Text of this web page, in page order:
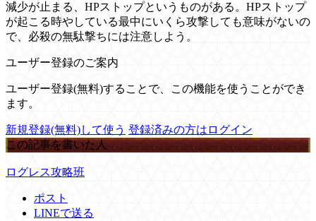
減少が止まる、HPストップというものがある。HPストップ
が起こる時やしている最中にいくら攻撃しても意味がないの
で、必殺の無駄撃ちには注意しよう。
ユーザー登録のご案内
ユーザー登録(無料)することで、この機能を使うことができ
ます。
新規登録(無料)して使う 登録済みの方はログイン
この記事を書いた人
ログレス攻略班
ポスト
LINEで送る